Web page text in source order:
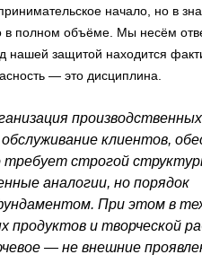
начало, но в
в полном объёме. Мы несём
нашей защитой находится
— это дисциплина.
производственных
клиентов,
строгой
аналогии, но порядок
При этом в
продуктов и творческой
— не внешние